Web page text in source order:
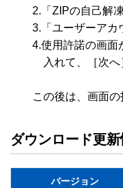
2.「ZIPの自己解凍
3.「ユーザーアカウ
4.使用許諾の画面が
入れて、［次へ］
ダウンロード更新
バージョン